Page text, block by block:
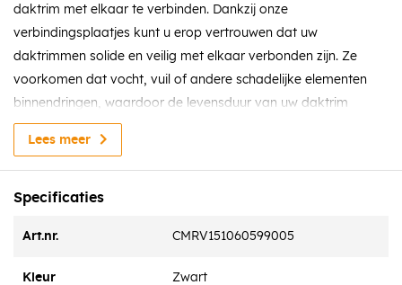
daktrim met elkaar te verbinden. Dankzij onze
verbindingsplaatjes kunt u erop vertrouwen dat uw
daktrimmen solide en veilig met elkaar verbonden zijn. Ze
voorkomen dat vocht, vuil of andere schadelijke elementen
binnendringen, waardoor de levensduur van uw daktrim
aanzienlijk wordt verlengd.
Lees meer
Specificaties
Art.nr. CMRV151060599005
Kleur Zwart